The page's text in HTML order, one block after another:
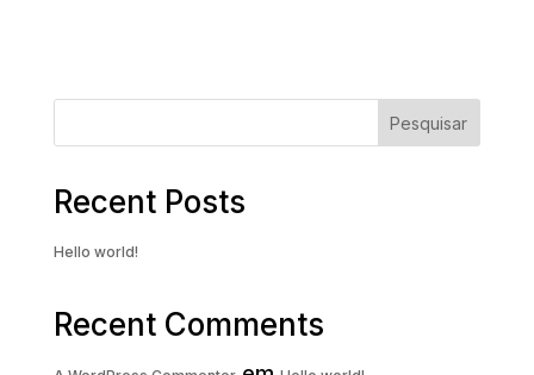
Pesquisar
Recent Posts
Hello world!
Recent Comments